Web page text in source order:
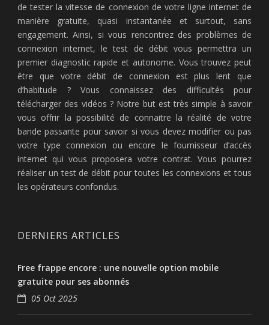
de tester la vitesse de connexion de votre ligne internet de
manière gratuite, quasi instantanée et surtout, sans
engagement. Ainsi, si vous rencontrez des problèmes de
connexion internet, le test de débit vous permettra un
premier diagnostic rapide et autonome. Vous trouvez peut
être que votre débit de connexion est plus lent que
d’habitude ? Vous connaissez des difficultés pour
télécharger des vidéos ? Notre but est très simple à savoir
vous offrir la possibilité de connaitre la réalité de votre
bande passante pour savoir si vous devez modifier ou pas
votre type connexion ou encore le fournisseur d’accès
internet qui vous proposera votre contrat. Vous pourrez
réaliser un test de débit pour toutes les connexions et tous
les opérateurs confondus.
DERNIERS ARTICLES
Free frappe encore : une nouvelle option mobile
gratuite pour ses abonnés
05 Oct 2025